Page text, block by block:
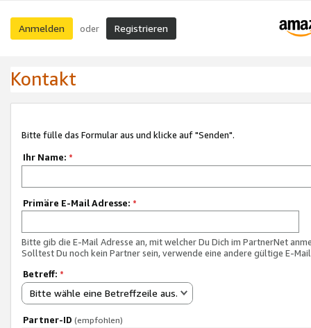
Anmelden oder Registrieren
Kontakt
Bitte fülle das Formular aus und klicke auf "Senden".
Ihr Name: *
Primäre E-Mail Adresse: *
Bitte gib die E-Mail Adresse an, mit welcher Du Dich im PartnerNet
Solltest Du noch kein Partner sein, verwende eine andere gültige E-
Betreff: *
Bitte wähle eine Betreffzeile aus.
Partner-ID (empfohlen)